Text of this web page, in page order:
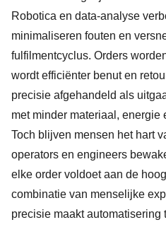
Robotica en data-analyse
minimaliseren fouten en
fulfilmentcyclus. Orders
wordt efficiënter benut en
precisie afgehandeld als
met minder materiaal, energie
Toch blijven mensen het hart
operators en engineers
elke order voldoet aan de
combinatie van menselijke
precisie maakt automatisering